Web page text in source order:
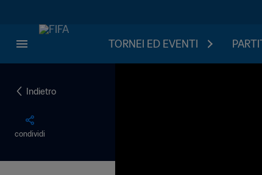
TORNEI ED EVENTI
Indietro
condividi